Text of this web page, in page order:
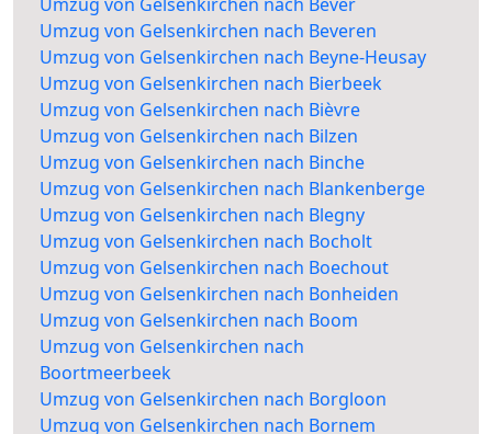
Umzug von Gelsenkirchen nach Beveren
Umzug von Gelsenkirchen nach Beyne-Heusay
Umzug von Gelsenkirchen nach Bierbeek
Umzug von Gelsenkirchen nach Bièvre
Umzug von Gelsenkirchen nach Bilzen
Umzug von Gelsenkirchen nach Binche
Umzug von Gelsenkirchen nach Blankenberge
Umzug von Gelsenkirchen nach Blegny
Umzug von Gelsenkirchen nach Bocholt
Umzug von Gelsenkirchen nach Boechout
Umzug von Gelsenkirchen nach Bonheiden
Umzug von Gelsenkirchen nach Boom
Umzug von Gelsenkirchen nach
Boortmeerbeek
Umzug von Gelsenkirchen nach Borgloon
Umzug von Gelsenkirchen nach Bornem